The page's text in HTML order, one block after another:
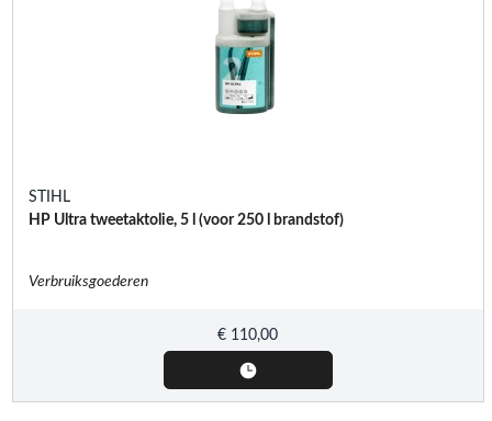
STIHL
HP Ultra tweetaktolie, 5 l (voor 250 l brandstof)
Verbruiksgoederen
€ 110,00